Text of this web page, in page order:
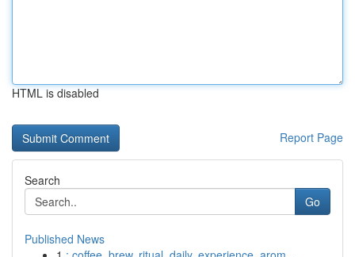
HTML is disabled
Report Page
Search
Go
Published News